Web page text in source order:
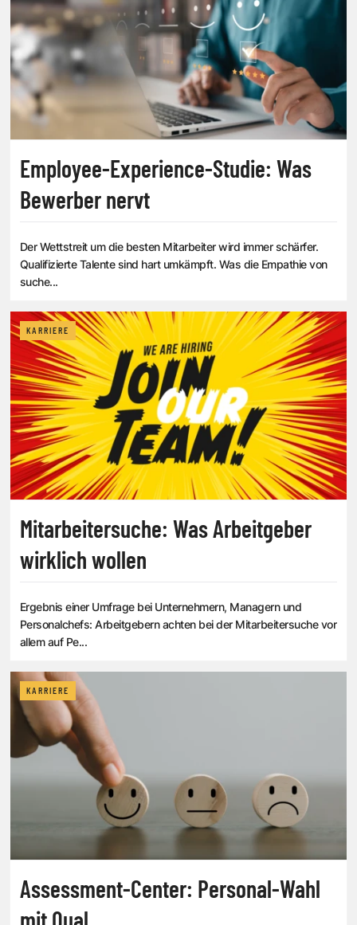
Employee-Experience-Studie: Was
Bewerber nervt
Der Wettstreit um die besten Mitarbeiter wird immer schärfer.
Qualifizierte Talente sind hart umkämpft. Was die Empathie von
suche...
KARRIERE
Mitarbeitersuche: Was Arbeitgeber
wirklich wollen
Ergebnis einer Umfrage bei Unternehmern, Managern und
Personalchefs: Arbeitgebern achten bei der Mitarbeitersuche vor
allem auf Pe...
KARRIERE
Assessment-Center: Personal-Wahl